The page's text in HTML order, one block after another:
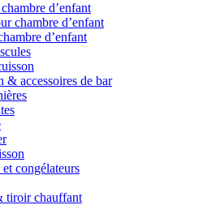
d’enfant
chambre d’enfant
d’enfant
& accessoires de bar
congélateurs
tiroir chauffant